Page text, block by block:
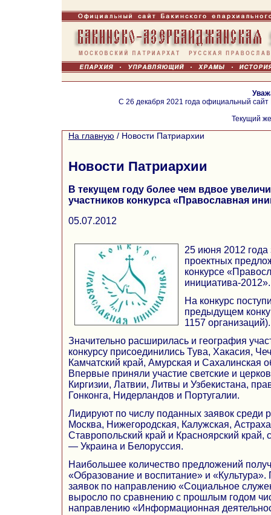
С 26 декабря 2021 года официальный
Текущий
На главную / Новости Патриархии
Новости Патриархии
В текущем году более чем вдвое
участников конкурса «Православная
05.07.2012
25 июня 2012
проектных
конкурсе
инициатива-2012».
На конкурс
предыдущем
1157 организаций).
Значительно расширилась и география
конкурсу присоединились Тува, Хакасия,
Камчатский край, Амурская и Сахалинская
Впервые приняли участие светские и
Киргизии, Латвии, Литвы и Узбекистана,
Гонконга, Нидерландов и Португалии.
Лидируют по числу поданных заявок среди
Москва, Нижегородская, Калужская,
Ставропольский край и Красноярский край,
— Украина и Белоруссия.
Наибольшее количество предложений
«Образование и воспитание» и
заявок по направлению «Социальное
выросло по сравнению с прошлым годом
направлению «Информационная